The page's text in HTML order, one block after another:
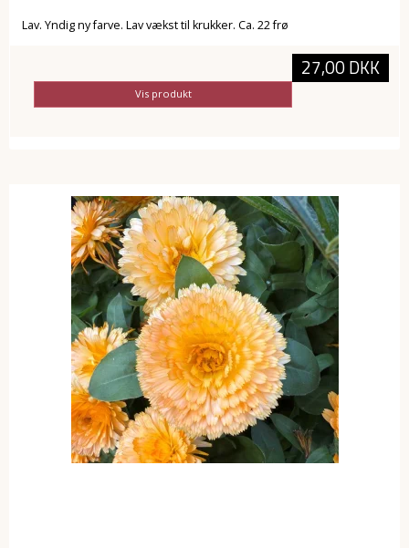
Lav. Yndig ny farve. Lav vækst til krukker. Ca. 22 frø
27,00 DKK
Vis produkt